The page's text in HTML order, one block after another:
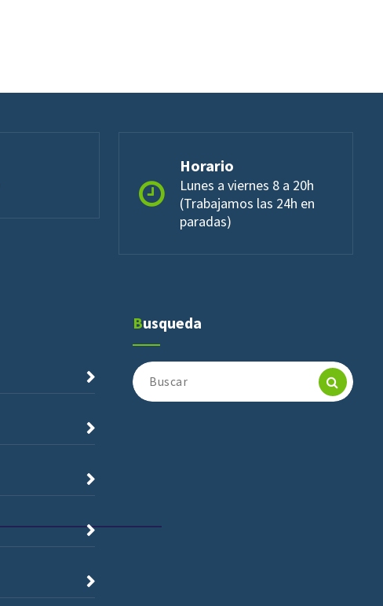
Horario
Lunes a viernes 8 a 20h
(Trabajamos las 24h en
paradas)
Busqueda
Buscar: